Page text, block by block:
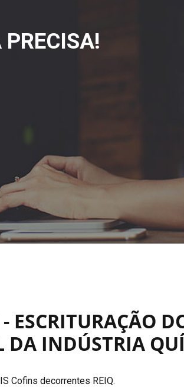
PRECISA!
ESCRITURAÇÃO
DA INDÚSTRIA
Cofins decorrentes REIQ.